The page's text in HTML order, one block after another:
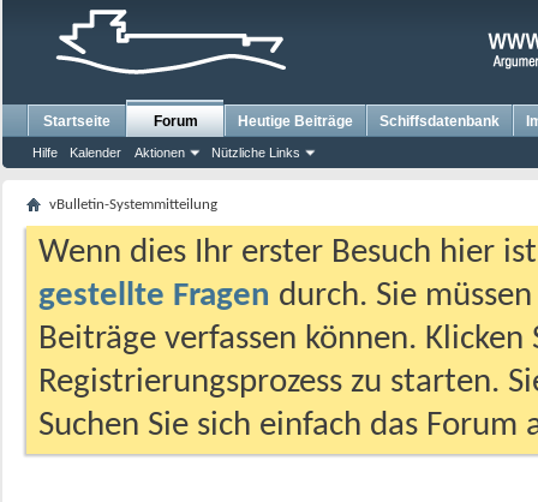
Startseite Forum
Hilfe Kalender Aktionen Nützliche Links
Heutige Beiträge Schiffsdatenbank
vBulletin-Systemmitteilung
Wenn dies Ihr erster Besuch hier
gestellte Fragen durch. Sie
Beiträge verfassen können.
Registrierungsprozess zu starten.
Suchen Sie sich einfach das